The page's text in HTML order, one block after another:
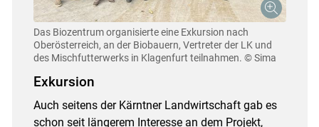
Das Biozentrum organisierte eine Exkursion nach
Oberösterreich, an der Biobauern, Vertreter der LK und
des Mischfutterwerks in Klagenfurt teilnahmen. © Sima
Exkursion
Auch seitens der Kärntner Landwirtschaft gab es
schon seit längerem Interesse an dem Projekt,